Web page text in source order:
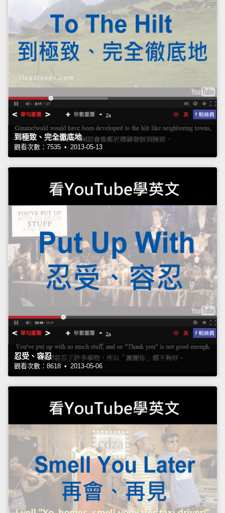
到極致、完全徹底地
觀看次數：7535 • 2013-05-13
忍受、容忍
觀看次數：8618 • 2013-05-06